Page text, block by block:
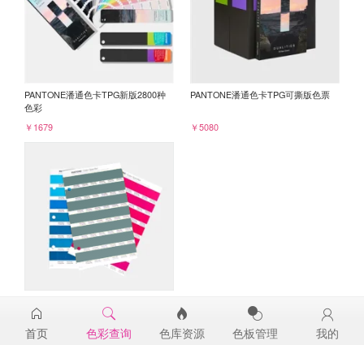
PANTONE潘通色卡TPG新版2800种
色彩
￥1679
PANTONE潘通色卡TPG可撕版色票
￥5080
18-5612TPG
￥98
首页 色彩查询 色库资源 色板管理 我的